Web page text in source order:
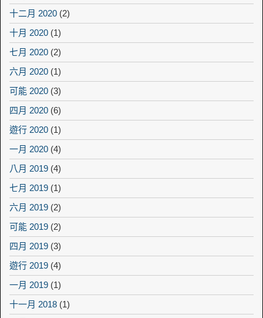
十二月 2020 (2)
十月 2020 (1)
七月 2020 (2)
六月 2020 (1)
可能 2020 (3)
四月 2020 (6)
遊行 2020 (1)
一月 2020 (4)
八月 2019 (4)
七月 2019 (1)
六月 2019 (2)
可能 2019 (2)
四月 2019 (3)
遊行 2019 (4)
一月 2019 (1)
十一月 2018 (1)